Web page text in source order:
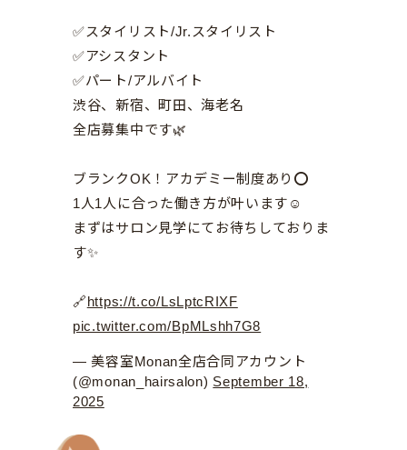
✅スタイリスト/Jr.スタイリスト
✅アシスタント
✅パート/アルバイト
渋谷、新宿、町田、海老名
全店募集中です🌿
ブランクOK！アカデミー制度あり⭕️
1人1人に合った働き方が叶います☺︎
まずはサロン見学にてお待ちしておりま
す✨
🔗https://t.co/LsLptcRIXF
pic.twitter.com/BpMLshh7G8
— 美容室Monan全店合同アカウント
(@monan_hairsalon) September 18,
2025